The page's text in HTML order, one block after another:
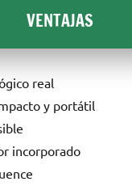
VENTAJAS
real
y portátil
incorporado